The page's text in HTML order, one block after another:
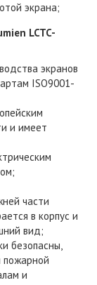
экрана;
LCTC-
экранов
ISO9001-
и имеет
части
в корпус и
вид;
безопасны,
пожарной
и